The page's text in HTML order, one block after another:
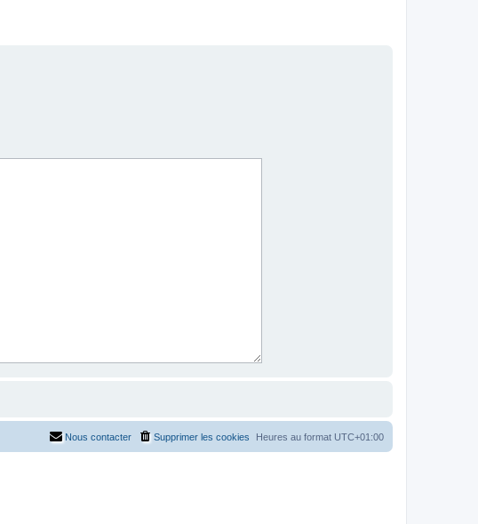
Heures au format UTC+01:00
Supprimer les cookies
Nous contacter